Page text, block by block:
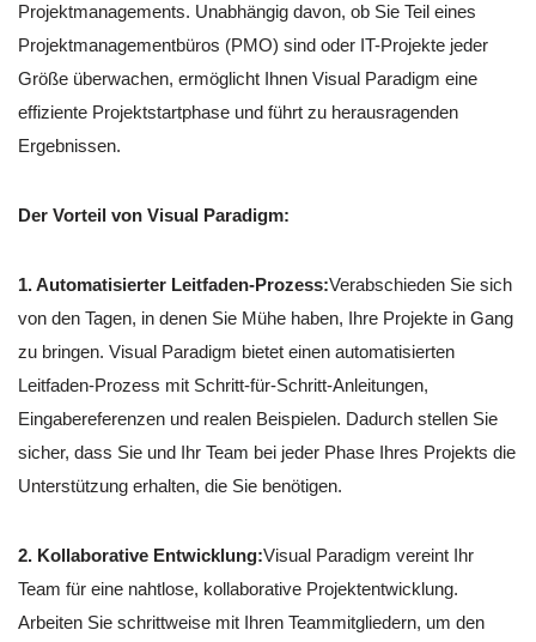
Projektmanagements. Unabhängig davon, ob Sie Teil eines
Projektmanagementbüros (PMO) sind oder IT-Projekte jeder
Größe überwachen, ermöglicht Ihnen Visual Paradigm eine
effiziente Projektstartphase und führt zu herausragenden
Ergebnissen.
Der Vorteil von Visual Paradigm:
1. Automatisierter Leitfaden-Prozess:Verabschieden Sie sich
von den Tagen, in denen Sie Mühe haben, Ihre Projekte in Gang
zu bringen. Visual Paradigm bietet einen automatisierten
Leitfaden-Prozess mit Schritt-für-Schritt-Anleitungen,
Eingabereferenzen und realen Beispielen. Dadurch stellen Sie
sicher, dass Sie und Ihr Team bei jeder Phase Ihres Projekts die
Unterstützung erhalten, die Sie benötigen.
2. Kollaborative Entwicklung:Visual Paradigm vereint Ihr
Team für eine nahtlose, kollaborative Projektentwicklung.
Arbeiten Sie schrittweise mit Ihren Teammitgliedern, um den